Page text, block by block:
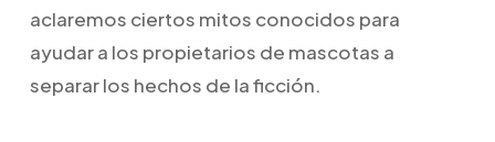
aclaremos ciertos mitos conocidos para
ayudar a los propietarios de mascotas a
separar los hechos de la ficción.